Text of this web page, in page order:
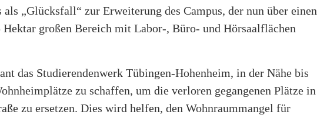
als „Glücksfall“ zur Erweiterung des Campus, der nun über einen
Hektar großen Bereich mit Labor-, Büro- und Hörsaalflächen
das Studierendenwerk Tübingen-Hohenheim, in der Nähe bis
zu schaffen, um die verloren gegangenen Plätze in
zu ersetzen. Dies wird helfen, den Wohnraummangel für